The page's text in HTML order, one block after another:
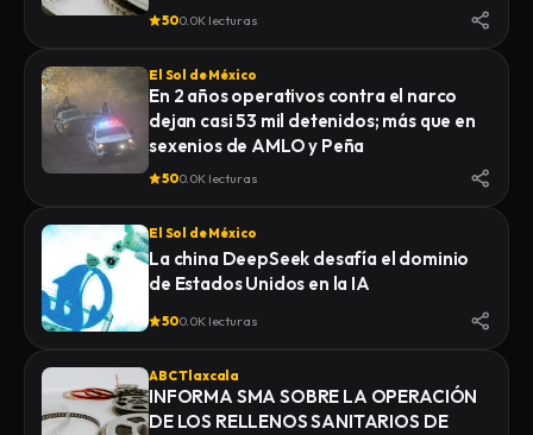
500.0K lecturas
El Sol de México
En 2 años operativos contra el narco
dejan casi 53 mil detenidos; más que en
sexenios de AMLO y Peña
500.0K lecturas
El Sol de México
La china DeepSeek desafía el dominio
de Estados Unidos en la IA
500.0K lecturas
ABC Tlaxcala
INFORMA SMA SOBRE LA OPERACIÓN
DE LOS RELLENOS SANITARIOS DE